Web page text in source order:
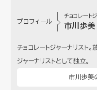
プロフィール
チョコレート
市川歩美
チョコレートジャーナリスト
ジャーナリストとして独立。
市川歩美